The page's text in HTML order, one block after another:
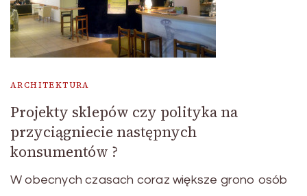
ARCHITEKTURA
Projekty sklepów czy polityka na
przyciągniecie następnych
konsumentów ?
W obecnych czasach coraz większe grono osób